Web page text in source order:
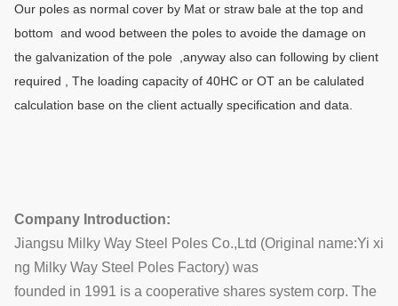
Our poles as normal cover by Mat or straw bale at the top and
bottom and wood between the poles to avoide the damage on
the galvanization of the pole ,anyway also can following by client
required , The loading capacity of 40HC or OT an be calulated
calculation base on the client actually specification and data.
Company Introduction:
Jiangsu Milky Way Steel Poles Co.,Ltd (Original name:Yi xi
ng Milky Way Steel Poles Factory) was
founded in 1991 is a cooperative shares system corp. The